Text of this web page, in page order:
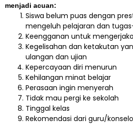
menjadi acuan:
Siswa belum puas dengan
mengeluh pelajaran dan
Keengganan untuk
Kegelisahan dan ketakutan
ulangan dan ujian
Kepercayaan diri menurun
Kehilangan minat belajar
Perasaan ingin menyerah
Tidak mau pergi ke sekolah
Tinggal kelas
Rekomendasi dari guru/